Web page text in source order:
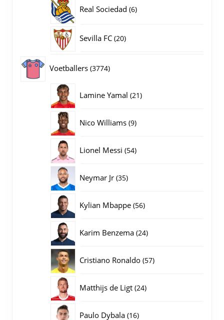
Real Sociedad 66
Sevilla FC 2020
Voetballers 37743774
Lamine Yamal 2121
Nico Williams 99
Lionel Messi 5454
Neymar Jr 3535
Kylian Mbappe 5656
Karim Benzema 2424
Cristiano Ronaldo 5757
Matthijs de Ligt 2424
Paulo Dybala 1616